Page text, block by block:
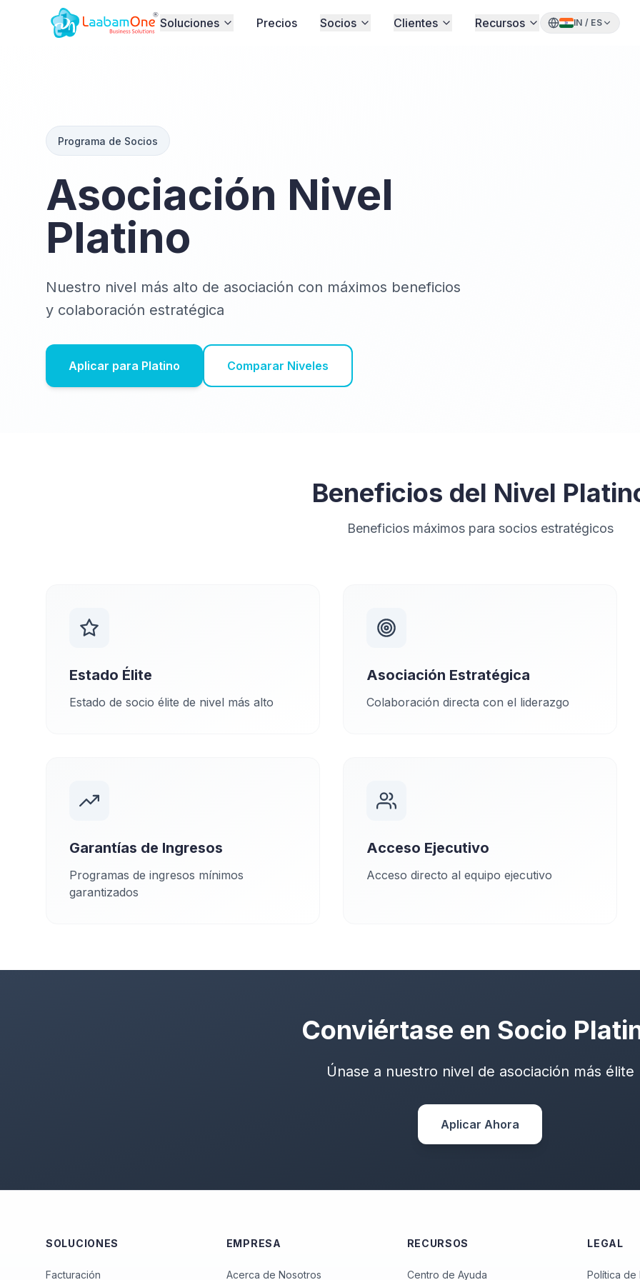
Soluciones Precios Socios Clientes Recursos IN / ES
Programa de Socios
Asociación Nivel
Platino
Nuestro nivel más alto de asociación con máximos beneficios
y colaboración estratégica
Aplicar para Platino Comparar Niveles
Beneficios del Nivel
Beneficios máximos para socios estratégicos
Estado Élite
Estado de socio élite de nivel más alto
Asociación Estratégica
Colaboración directa con el liderazgo
Garantías de Ingresos
Programas de ingresos mínimos
garantizados
Acceso Ejecutivo
Acceso directo al equipo ejecutivo
Conviértase en Socio
Únase a nuestro nivel de asociación más élite
Aplicar Ahora
SOLUCIONES
Facturación
EMPRESA
Acerca de Nosotros
RECURSOS
Centro de Ayuda
LEGAL
Política de